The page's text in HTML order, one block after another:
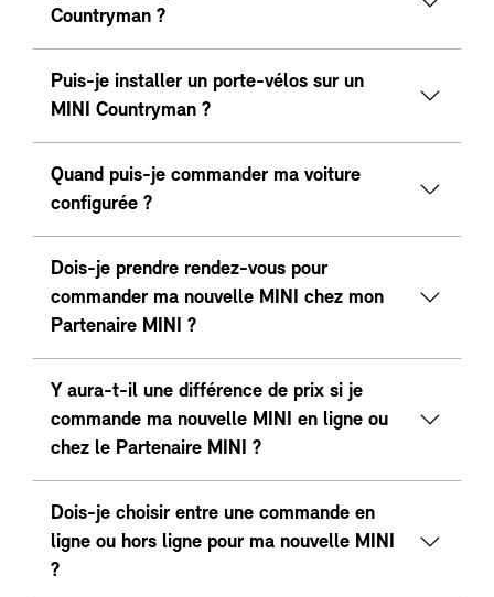
Countryman ?
Puis-je installer un porte-vélos sur un
MINI Countryman ?
Quand puis-je commander ma voiture
configurée ?
Dois-je prendre rendez-vous pour
commander ma nouvelle MINI chez mon
Partenaire MINI ?
Y aura-t-il une différence de prix si je
commande ma nouvelle MINI en ligne ou
chez le Partenaire MINI ?
Dois-je choisir entre une commande en
ligne ou hors ligne pour ma nouvelle MINI
?